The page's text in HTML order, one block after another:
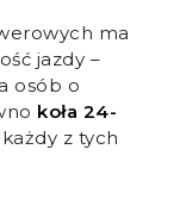
ma
jazdy –
osób o
koła 24-
z tych